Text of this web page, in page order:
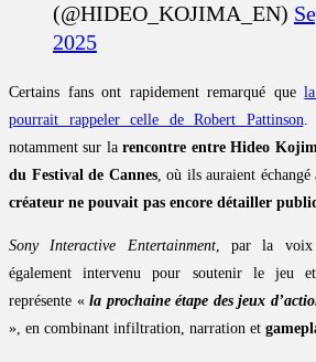
(@HIDEO_KOJIMA_EN)
2025
Certains fans ont rapidement remarqué que
pourrait rappeler celle de Robert Pattinson.
notamment sur larencontre entre Hideo
du Festival de Cannes, où ils auraient échangé
créateur ne pouvait pas encore détailler
Sony Interactive Entertainment, par la
également intervenu pour soutenir le jeu
représente « la prochaine étape des jeux
», en combinant infiltration, narration et